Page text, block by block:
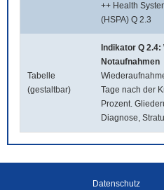
++ Health
(HSPA) Q 2.3
Tabelle
(gestaltbar)
Indikator Q
Notaufnahmen
Tage nach der
Prozent.
Diagnose,
Datenschutz